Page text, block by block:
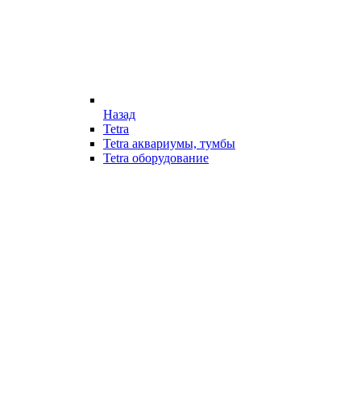
Назад
Tetra
Tetra аквариумы, тумбы
Tetra оборудование